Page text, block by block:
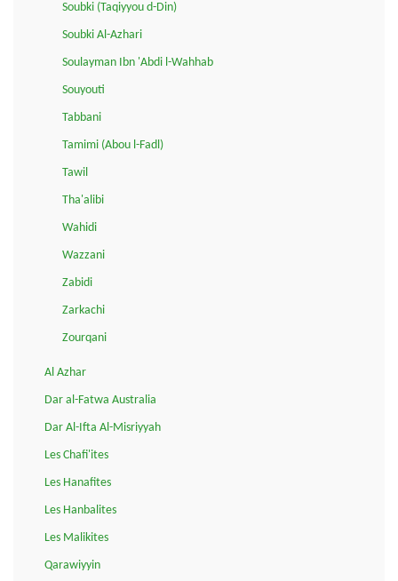
Soubki (Taqiyyou d-Din)
Soubki Al-Azhari
Soulayman Ibn 'Abdi l-Wahhab
Souyouti
Tabbani
Tamimi (Abou l-Fadl)
Tawil
Tha'alibi
Wahidi
Wazzani
Zabidi
Zarkachi
Zourqani
Al Azhar
Dar al-Fatwa Australia
Dar Al-Ifta Al-Misriyyah
Les Chafi'ites
Les Hanafites
Les Hanbalites
Les Malikites
Qarawiyyin